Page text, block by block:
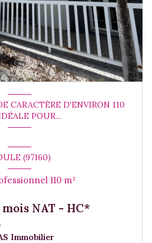
CARACTÈRE D'ENVIRON 110
POUR...
(97160)
Local professionnel 110 m²
NAT - HC*
Immobilier